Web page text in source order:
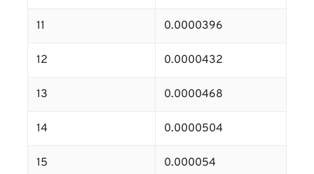
11 0.0000396
12 0.0000432
13 0.0000468
14 0.0000504
15 0.000054